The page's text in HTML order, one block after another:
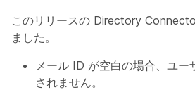
このリリースの Directory
ました。
メール ID が空白の場合、ユー
されません。